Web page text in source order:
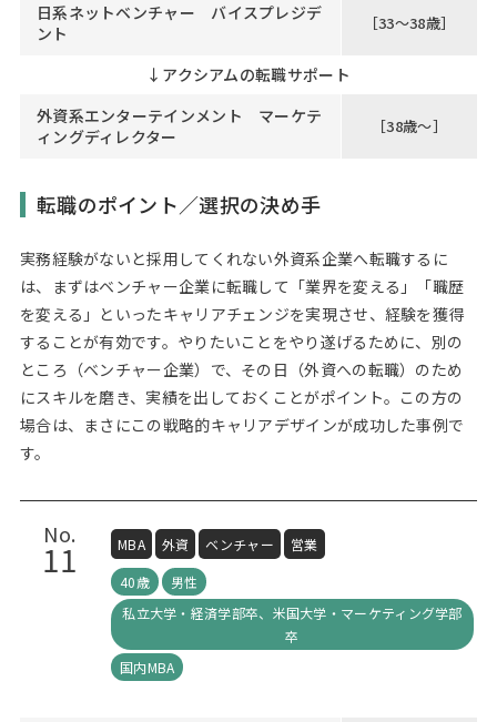
日系ネットベンチャー バイスプレジデ
ント
［33～38歳］
↓ アクシアムの転職サポート
外資系エンターテインメント マーケテ
ィングディレクター
［38歳～］
転職のポイント／選択の決め手
実務経験がないと採用してくれない外資系企業へ転職するに
は、まずはベンチャー企業に転職して「業界を変える」「職歴
を変える」といったキャリアチェンジを実現させ、経験を獲得
することが有効です。やりたいことをやり遂げるために、別の
ところ（ベンチャー企業）で、その日（外資への転職）のため
にスキルを磨き、実績を出しておくことがポイント。この方の
場合は、まさにこの戦略的キャリアデザインが成功した事例で
す。
No.
11 MBA 外資 ベンチャー
営業
40歳
男性
私立大学・経済学部卒、米国大学・マーケティング学部
卒
国内MBA